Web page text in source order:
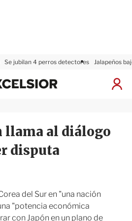
Se jubilan 4 perros detectores Jalapeños
I
x
s
i
r
llama al diálogo
disputa
del Sur en "una nación
"potencia económica
con Japón en un plano de